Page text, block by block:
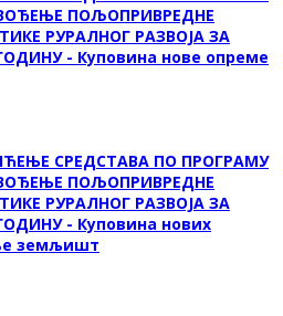
ПОЉОПРИВРЕДНЕ
РУРАЛНОГ РАЗВОЈА ЗА
- Куповина нове опреме
СРЕДСТАВА ПО ПРОГРАМУ
ПОЉОПРИВРЕДНЕ
РУРАЛНОГ РАЗВОЈА ЗА
- Куповина нових
земљишт